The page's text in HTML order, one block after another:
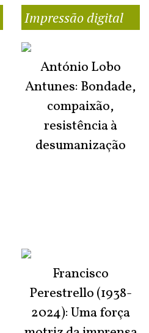
Impressão digital
António Lobo
Antunes: Bondade,
compaixão,
resistência à
desumanização
Francisco
Perestrello (1938-
2024): Uma força